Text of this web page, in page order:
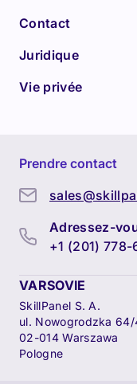
Contact
Juridique
Vie privée
Prendre contact
Adressez-
+1 (201)
VARSOVIE
SkillPanel S. A.
ul. Nowogrodzka 64/
02-014 Warszawa
Pologne